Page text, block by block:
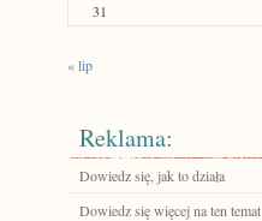
31
« lip
Reklama:
Dowiedz się, jak to działa
Dowiedz się więcej na ten temat